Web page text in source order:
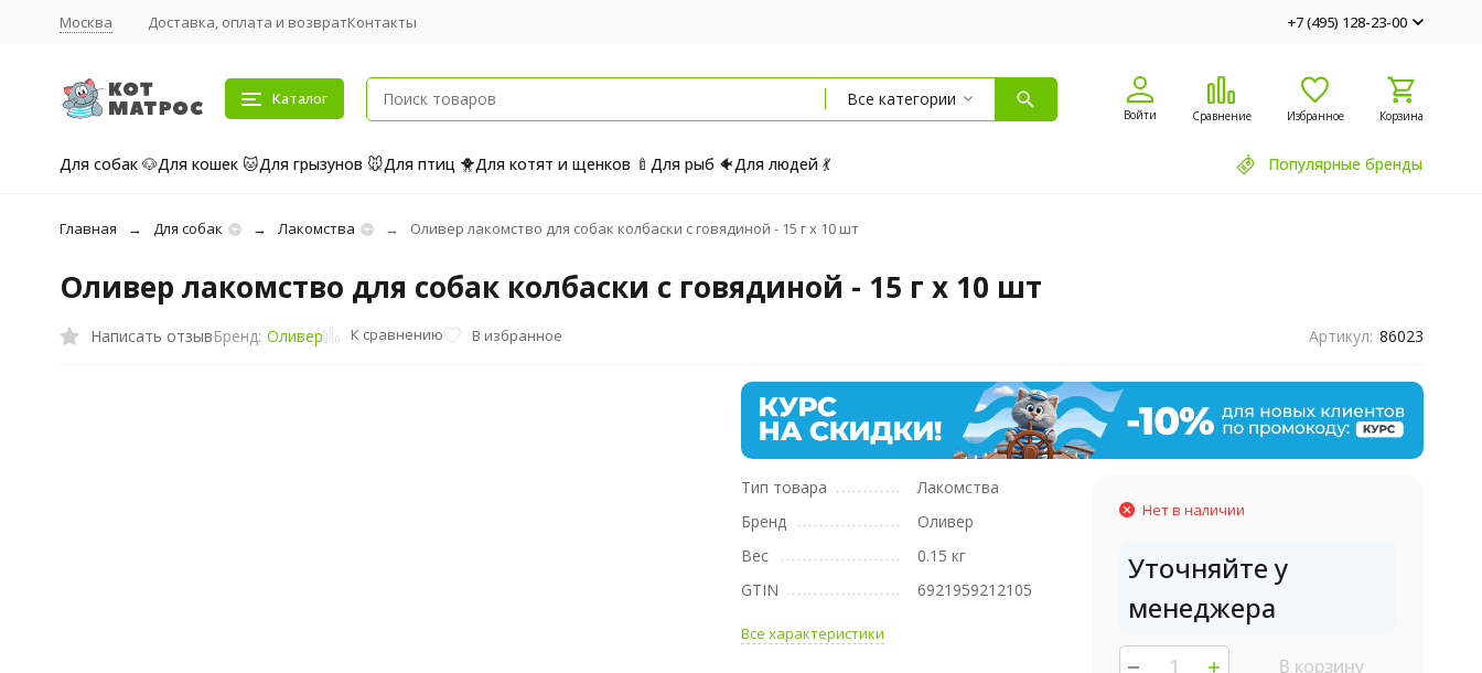
Москва Доставка, оплата и возвратКонтакты +7 (495) 128-23-00
Каталог Все категории
Войти Сравнение Избранное Корзина
Для собак 🐶Для кошек 🐱Для грызунов 🐭Для птиц 🐥Для котят и щенков 🍼 Для рыб 🐠Для людей 💃 Популярные бренды
Главная Для собак Лакомства Оливер лакомство для собак колбаски с говядиной - 15 г х 10 шт
Оливер лакомство для собак колбаски с говядиной - 15 г х 10 шт
Написать отзывБренд: Оливер К сравнению В избранное Артикул: 86023
Тип товара
Лакомства
Бренд
Оливер
Вес
0.15 кг
GTIN
6921959212105
Все характеристики
Нет в наличии
Уточняйте у
менеджера
В корзину